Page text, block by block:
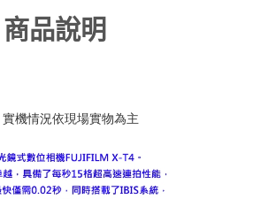
商品說明
機情況依現場實物為主